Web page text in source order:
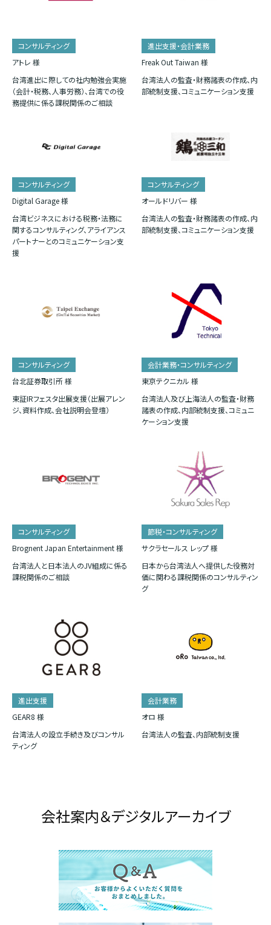
コンサルティング
アトレ 様
台湾進出に際しての社内勉強会実施
（会計・税務、人事労務）、台湾での役
務提供に係る課税関係のご相談
進出支援・会計業務
Freak Out Taiwan 様
台湾法人の監査・財務諸表の作成、内
部統制支援、コミュニケーション支援
コンサルティング
Digital Garage 様
台湾ビジネスにおける税務・法務に
関するコンサルティング、アライアンス
パートナーとのコミュニケーション支
援
コンサルティング
オールドリバー 様
台湾法人の監査・財務諸表の作成、内
部統制支援、コミュニケーション支援
コンサルティング
台北証券取引所 様
東証IRフェスタ出展支援（出展アレン
ジ、資料作成、会社説明会登壇）
会計業務・コンサルティング
東京テクニカル 様
台湾法人及び上海法人の監査・財務
諸表の作成、内部統制支援、コミュニ
ケーション支援
コンサルティング
Brognent Japan Entertainment 様
台湾法人と日本法人のJV組成に係る
課税関係のご相談
節税・コンサルティング
サクラセールス レップ 様
日本から台湾法人へ提供した役務対
価に関わる課税関係のコンサルティン
グ
進出支援
GEAR8 様
台湾法人の設立手続き及びコンサル
ティング
会計業務
オロ 様
台湾法人の監査、内部統制支援
会社案内＆デジタルアーカイブ